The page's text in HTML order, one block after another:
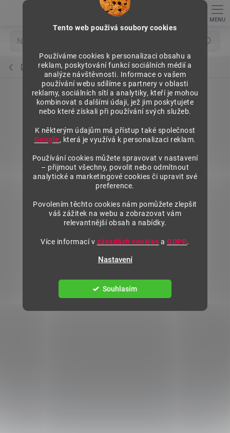
Tento web použivá soubory cookies
Používáme cookies k personalizaci obsahu a
reklam, poskytování funkcí sociálních médií a
analýze návštěvnosti. Informace o vašem
používání webu sdílíme s partnery v oblasti
reklamy, sociálních sítí a analytiky, kteří je mohou
kombinovat s dalšími údaji, jež jim poskytujete
nebo které získali při používání svých služeb.
K některým údajům má přístup také společnost
Google, která je využívá k personalizaci reklam.
Používání cookies můžete spravovat v nastavení
– přijmout všechny, povolit nebo odmítnout
analytické a marketingové cookies či upravit své
preference.
Povolením těchto cookies nám pomůžete zlepšit
váš zážitek na webu a zobrazovat vám
relevantnější obsah a nabídky.
Více informací v zásadách cookies aGDPR.
Nastavení
Souhlasím
Hledat
Domů